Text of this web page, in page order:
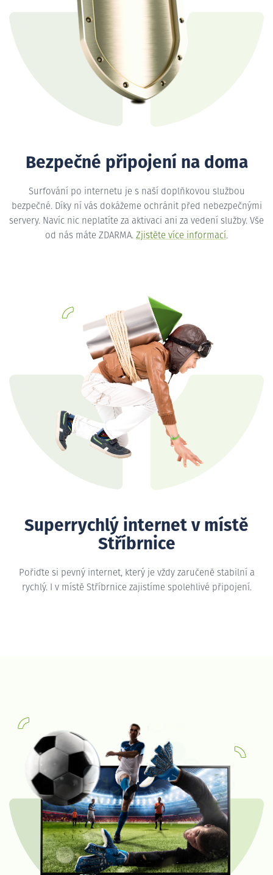
Bezpečné připojení na doma
Surfování po internetu je s naší doplňkovou službou
bezpečné. Díky ní vás dokážeme ochránit před nebezpečnými
servery. Navíc nic neplatíte za aktivaci ani za vedení služby. Vše
od nás máte ZDARMA. Zjistěte více informací.
Superrychlý internet v místě
Stříbrnice
Pořiďte si pevný internet, který je vždy zaručeně stabilní a
rychlý. I v místě Stříbrnice zajistíme spolehlivé připojení.